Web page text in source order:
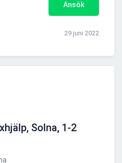
Ansök
29 juni 2022
Solna, 1-2